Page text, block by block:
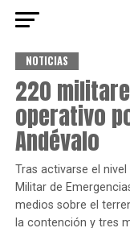
NOTICIAS
220
operativo
Andévalo
Tras activarse el
Militar de
medios sobre el
la contención y tres